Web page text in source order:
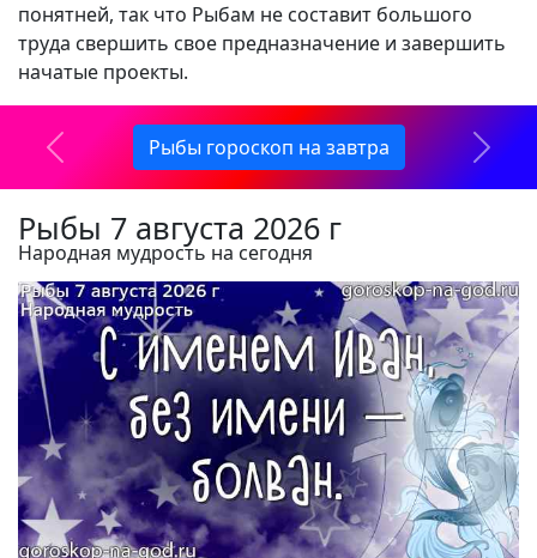
понятней, так что Рыбам не составит большого
труда свершить свое предназначение и завершить
начатые проекты.
Рыбы гороскоп на завтра
Предидущий
Рыбы 7 августа 2026 г
Народная мудрость на сегодня